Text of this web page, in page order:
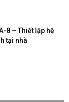
8 – Thiết lập hệ
tại nhà